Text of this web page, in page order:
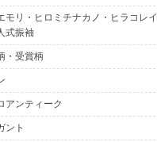
モリ・ヒロミチナカノ・ヒラコレイ
式振袖
・受賞柄
アンティーク
ント